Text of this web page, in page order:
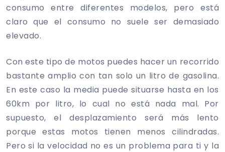
consumo entre diferentes modelos, pero está
claro que el consumo no suele ser demasiado
elevado.
Con este tipo de motos puedes hacer un recorrido
bastante amplio con tan solo un litro de gasolina.
En este caso la media puede situarse hasta en los
60km por litro, lo cual no está nada mal. Por
supuesto, el desplazamiento será más lento
porque estas motos tienen menos cilindradas.
Pero si la velocidad no es un problema para ti y la